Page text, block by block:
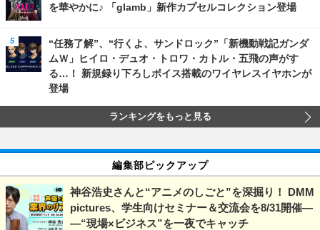
を華やかに♪ 「glamb」新作カプセルコレクション登場
“任務了解”、“行くよ、サンドロック”「新機動戦記ガンダ
ムＷ」ヒイロ・デュオ・トロワ・カトル・五飛の声がす
る…！ 新規録り下ろしボイス搭載のワイヤレスイヤホンが
登場
ランキングをもっと見る
編集部ピックアップ
神谷浩史さんと“アニメのしごと”を深掘り！ DMM
pictures、学生向けセミナー＆交流会を8/31開催―
―“現場×ビジネス”を一夜でキャッチ